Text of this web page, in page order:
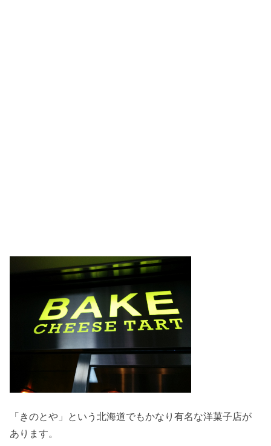
「きのとや」という北海道でもかなり有名な洋菓子店が
あります。